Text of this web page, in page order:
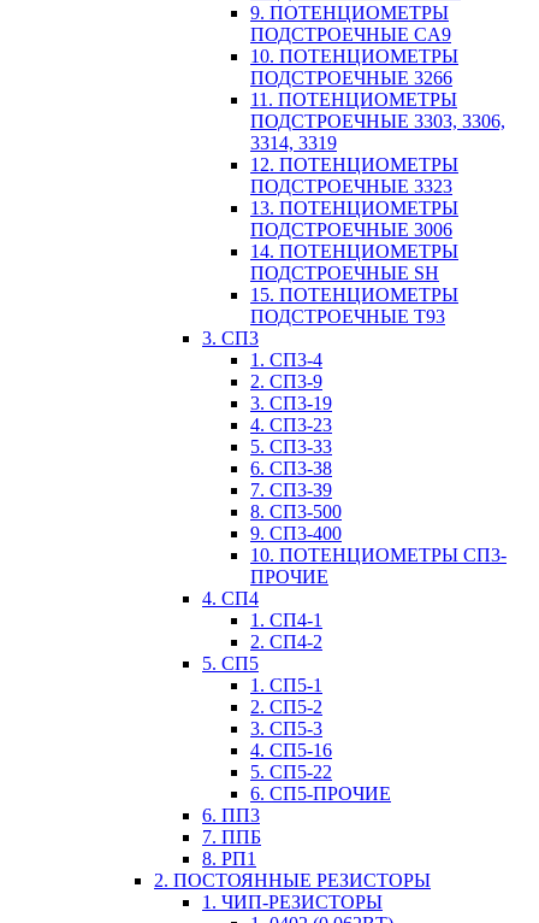
9. ПОТЕНЦИОМЕТРЫ
ПОДСТРОЕЧНЫЕ CA9
10. ПОТЕНЦИОМЕТРЫ
ПОДСТРОЕЧНЫЕ 3266
11. ПОТЕНЦИОМЕТРЫ
ПОДСТРОЕЧНЫЕ 3303, 3306,
3314, 3319
12. ПОТЕНЦИОМЕТРЫ
ПОДСТРОЕЧНЫЕ 3323
13. ПОТЕНЦИОМЕТРЫ
ПОДСТРОЕЧНЫЕ 3006
14. ПОТЕНЦИОМЕТРЫ
ПОДСТРОЕЧНЫЕ SH
15. ПОТЕНЦИОМЕТРЫ
ПОДСТРОЕЧНЫЕ Т93
3. СП3
1. СП3-4
2. СП3-9
3. СП3-19
4. СП3-23
5. СП3-33
6. СП3-38
7. СП3-39
8. СП3-500
9. СП3-400
10. ПОТЕНЦИОМЕТРЫ СП3-
ПРОЧИЕ
4. СП4
1. СП4-1
2. СП4-2
5. СП5
1. СП5-1
2. СП5-2
3. СП5-3
4. СП5-16
5. СП5-22
6. СП5-ПРОЧИЕ
6. ПП3
7. ППБ
8. РП1
2. ПОСТОЯННЫЕ РЕЗИСТОРЫ
1. ЧИП-РЕЗИСТОРЫ